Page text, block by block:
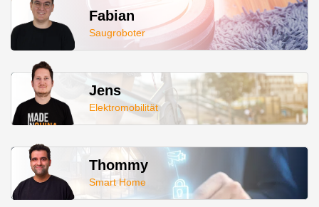
Fabian
Saugroboter
Jens
Elektromobilität
Thommy
Smart Home